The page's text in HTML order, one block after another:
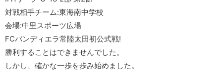
対戦相手チーム:東海南中学校
会場:中里スポーツ広場
FCバンディエラ常陸太田初公式戦!
勝利することはできませんでした。
しかし、確かな一歩を歩み始めました。